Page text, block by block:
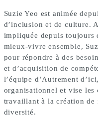
Suzie Yeo est animée
d’inclusion et de culture.
impliquée depuis toujours
mieux-vivre ensemble,
pour répondre à des
et d’acquisition de
l’équipe d’Autrement
organisationnel et vise les
travaillant à la création
diversité.